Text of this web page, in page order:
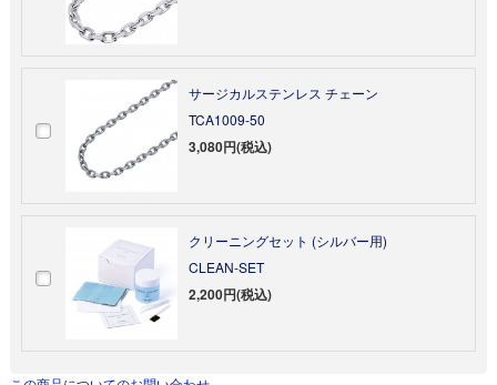
サージカルステンレス チェーン
TCA1009-50
3,080円(税込)
クリーニングセット (シルバー用)
CLEAN-SET
2,200円(税込)